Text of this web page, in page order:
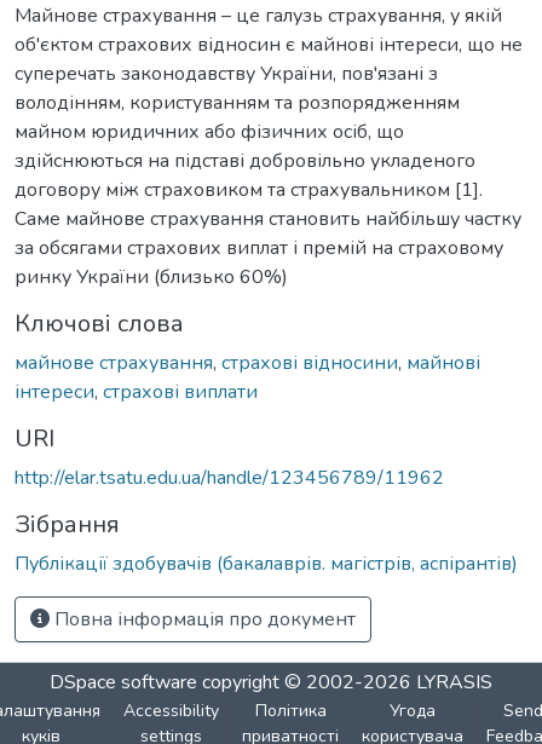
Майнове страхування – це галузь страхування, у якій
об'єктом страхових відносин є майнові інтереси, що не
суперечать законодавству України, пов'язані з
володінням, користуванням та розпорядженням
майном юридичних або фізичних осіб, що
здійснюються на підставі добровільно укладеного
договору між страховиком та страхувальником [1].
Саме майнове страхування становить найбільшу частку
за обсягами страхових виплат і премій на страховому
ринку України (близько 60%)
Ключові слова
майнове страхування, страхові відносини, майнові
інтереси, страхові виплати
URI
http://elar.tsatu.edu.ua/handle/123456789/11962
Зібрання
Публікації здобувачів (бакалаврів. магістрів, аспірантів)
Повна інформація про документ
DSpace software copyright © 2002-2026 LYRASIS
куків
Accessibility
settings
Політика
приватності
Угода
користувача
Send